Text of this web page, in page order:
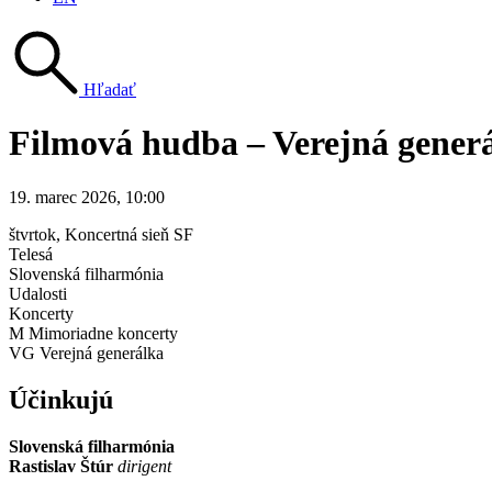
Hľadať
Filmová hudba – Verejná
19. marec 2026, 10:00
štvrtok, Koncertná sieň SF
Telesá
Slovenská filharmónia
Udalosti
Koncerty
M Mimoriadne koncerty
VG Verejná generálka
Účinkujú
Slovenská filharmónia
Rastislav Štúr dirigent